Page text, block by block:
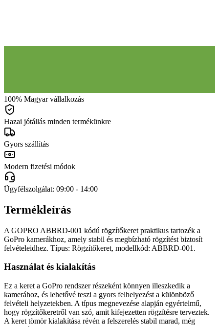
100% Magyar vállalkozás
Hazai jótállás minden termékünkre
Gyors szállítás
Modern fizetési módok
Ügyfélszolgálat: 09:00 - 14:00
Termékleírás
A GOPRO ABBRD-001 kódú rögzítőkeret praktikus tartozék a
GoPro kamerákhoz, amely stabil és megbízható rögzítést biztosít
felvételeidhez. Típus: Rögzítőkeret, modellkód: ABBRD-001.
Használat és kialakítás
Ez a keret a GoPro rendszer részeként könnyen illeszkedik a
kamerához, és lehetővé teszi a gyors felhelyezést a különböző
felvételi helyzetekben. A típus megnevezése alapján egyértelmű,
hogy rögzítőkeretről van szó, amit kifejezetten rögzítésre terveztek.
A keret tömör kialakítása révén a felszerelés stabil marad, még